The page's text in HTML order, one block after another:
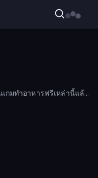
กมทำอาหารฟรีเหล่านี้แล้ว
ย่าง ตั้งแต่พาสต้าไปจนถึง
น์ได้ฟรี